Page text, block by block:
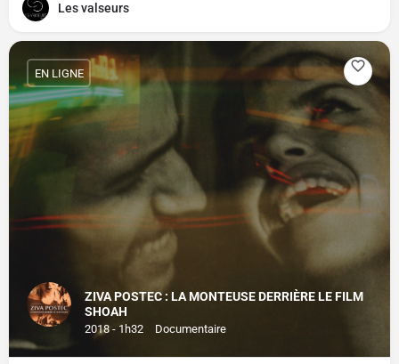
Les valseurs
ZIVA POSTEC : LA MONTEUSE DERRIÈRE LE FILM
SHOAH
2018 - 1h32 Documentaire
EN LIGNE